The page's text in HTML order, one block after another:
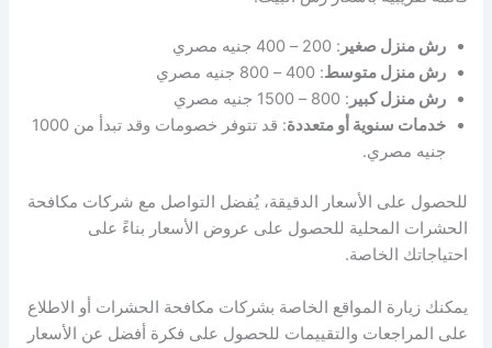
رش منزل صغير : 200 – 400 جنيه مصري
رش منزل متوسط: 400 – 800 جنيه مصري
رش منزل كبير : 800 – 1500 جنيه مصري
خدمات سنوية أو متعددة
: قد تتوفر خصومات وقد تبدأ من 1000
جنيه مصري.
للحصول على الأسعار الدقيقة، يُفضل التواصل مع شركات مكافحة
الحشرات المحلية للحصول على عروض الأسعار بناءً على
احتياجاتك الخاصة.
يمكنك زيارة المواقع الخاصة بشركات مكافحة الحشرات أو الاطلاع
على المراجعات والتقييمات للحصول على فكرة أفضل عن الأسعار